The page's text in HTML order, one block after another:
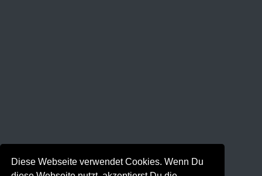
Diese Webseite verwendet Cookies. Wenn Du